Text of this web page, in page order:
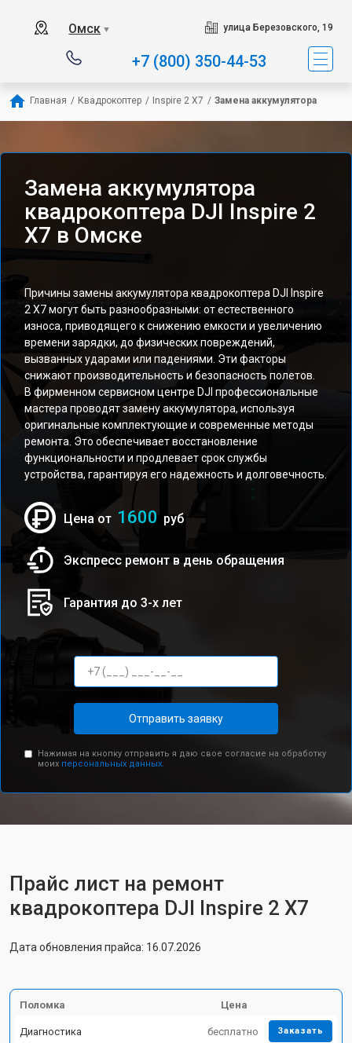
Омск ▼ улица Березовского, 19
+7 (800) 350-44-53
Главная / Квадрокоптер / Inspire 2 X7 / Замена аккумулятора
Замена аккумулятора
квадрокоптера DJI Inspire 2
X7 в Омске
Причины замены аккумулятора квадрокоптера DJI Inspire
2 X7 могут быть разнообразными: от естественного
износа, приводящего к снижению емкости и увеличению
времени зарядки, до физических повреждений,
вызванных ударами или падениями. Эти факторы
снижают производительность и безопасность полетов.
В фирменном сервисном центре DJI профессиональные
мастера проводят замену аккумулятора, используя
оригинальные комплектующие и современные методы
ремонта. Это обеспечивает восстановление
функциональности и продлевает срок службы
устройства, гарантируя его надежность и долговечность.
Цена от 1600 руб
Экспресс ремонт в день обращения
Гарантия до 3-х лет
Отправить заявку
Нажимая на кнопку отправить я даю свое согласие на обработку
моих персональных данных.
Прайс лист на ремонт
квадрокоптера DJI Inspire 2 X7
Дата обновления прайса: 16.07.2026
Поломка Цена
Диагностика бесплатно Заказать